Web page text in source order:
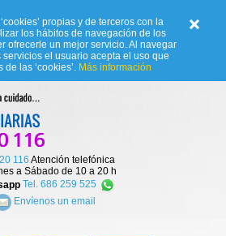
propias y de terceros con la
los hábitos de navegación de los
ofrecerle un mejor servicio. Al navegar
el usuario acepta el uso que
de las ‘cookies’. Más información
116 Atención telefónica
a Sábado de 10 a 20 h
Tel. 686 259 525
Envíenos un email